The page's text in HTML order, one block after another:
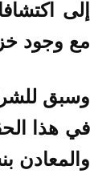
إلى
مع وجود
والمعادن بنسبة 25 في